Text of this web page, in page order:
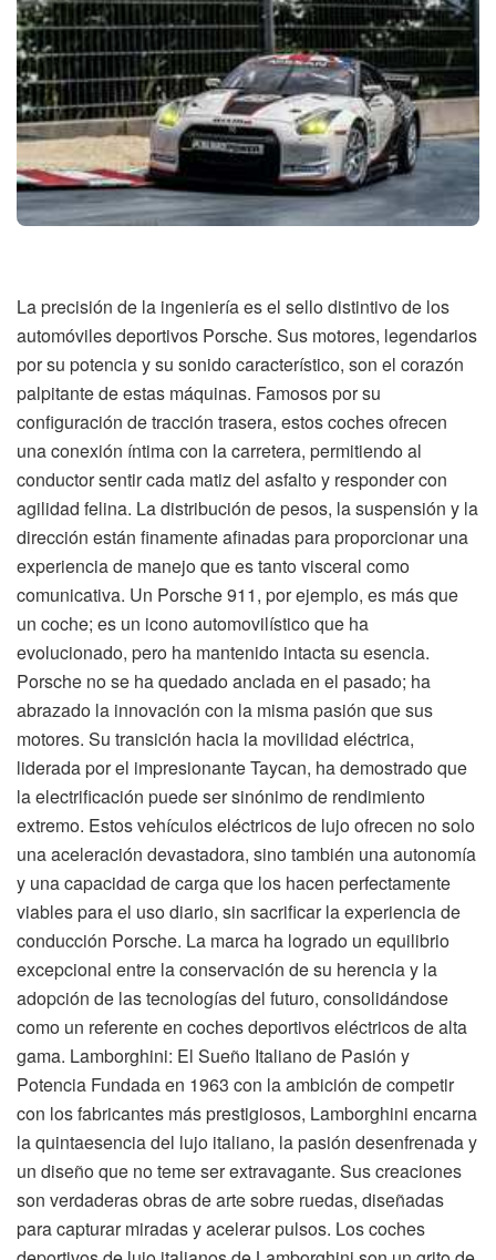
La precisión de la ingeniería es el sello distintivo de los
automóviles deportivos Porsche. Sus motores, legendarios
por su potencia y su sonido característico, son el corazón
palpitante de estas máquinas. Famosos por su
configuración de tracción trasera, estos coches ofrecen
una conexión íntima con la carretera, permitiendo al
conductor sentir cada matiz del asfalto y responder con
agilidad felina. La distribución de pesos, la suspensión y la
dirección están finamente afinadas para proporcionar una
experiencia de manejo que es tanto visceral como
comunicativa. Un Porsche 911, por ejemplo, es más que
un coche; es un icono automovilístico que ha
evolucionado, pero ha mantenido intacta su esencia.
Porsche no se ha quedado anclada en el pasado; ha
abrazado la innovación con la misma pasión que sus
motores. Su transición hacia la movilidad eléctrica,
liderada por el impresionante Taycan, ha demostrado que
la electrificación puede ser sinónimo de rendimiento
extremo. Estos vehículos eléctricos de lujo ofrecen no solo
una aceleración devastadora, sino también una autonomía
y una capacidad de carga que los hacen perfectamente
viables para el uso diario, sin sacrificar la experiencia de
conducción Porsche. La marca ha logrado un equilibrio
excepcional entre la conservación de su herencia y la
adopción de las tecnologías del futuro, consolidándose
como un referente en coches deportivos eléctricos de alta
gama. Lamborghini: El Sueño Italiano de Pasión y
Potencia Fundada en 1963 con la ambición de competir
con los fabricantes más prestigiosos, Lamborghini encarna
la quintaesencia del lujo italiano, la pasión desenfrenada y
un diseño que no teme ser extravagante. Sus creaciones
son verdaderas obras de arte sobre ruedas, diseñadas
para capturar miradas y acelerar pulsos. Los coches